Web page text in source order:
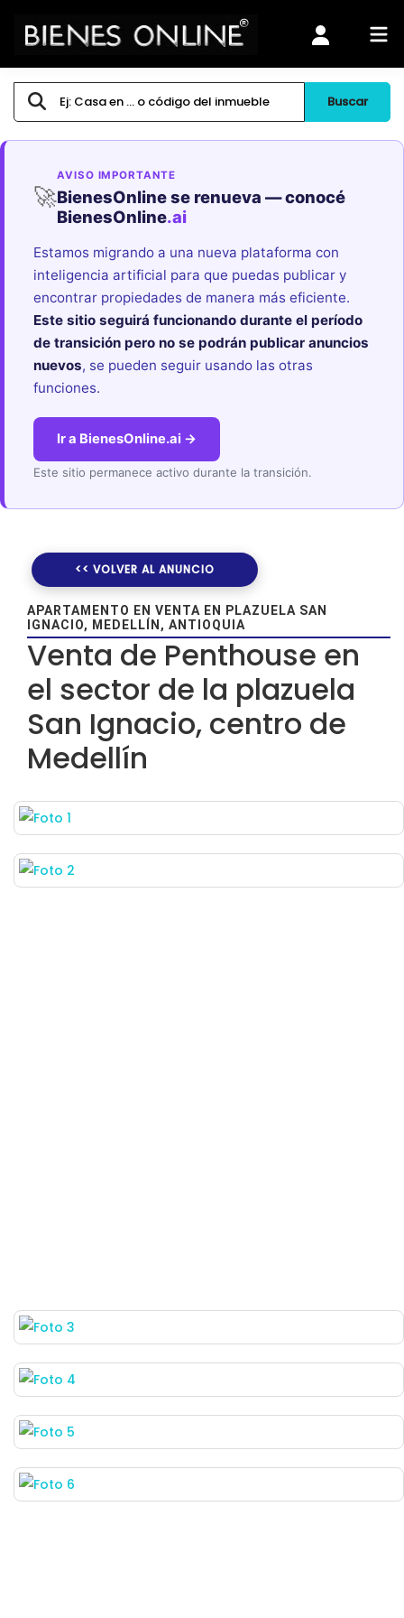
Buscar
🚀
AVISO IMPORTANTE
BienesOnline se renueva — conocé
BienesOnline.ai
Estamos migrando a una nueva plataforma con
inteligencia artificial para que puedas publicar y
encontrar propiedades de manera más eficiente.
Este sitio seguirá funcionando durante el período
de transición pero no se podrán publicar anuncios
nuevos, se pueden seguir usando las otras
funciones.
Ir a BienesOnline.ai →
Este sitio permanece activo durante la transición.
<< VOLVER AL ANUNCIO
APARTAMENTO EN VENTA EN PLAZUELA SAN
IGNACIO, MEDELLÍN, ANTIOQUIA
Venta de Penthouse en
el sector de la plazuela
San Ignacio, centro de
Medellín